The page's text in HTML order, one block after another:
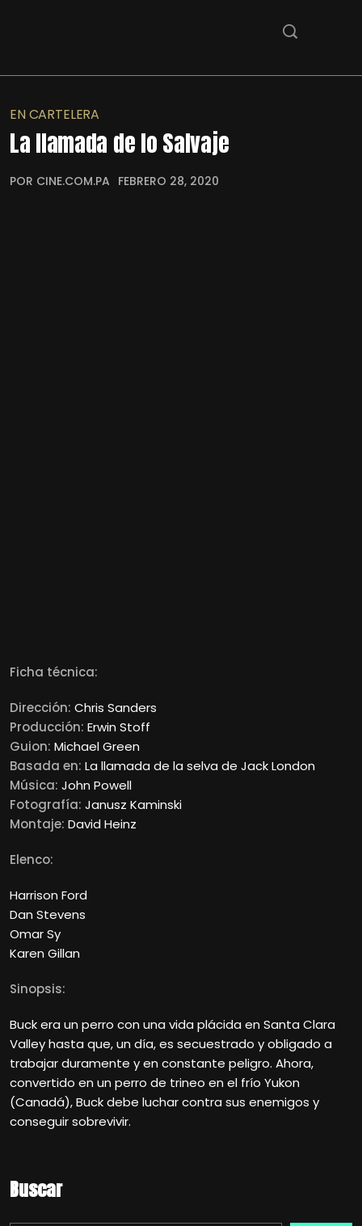
EN CARTELERA
La llamada de lo Salvaje
POR CINE.COM.PA FEBRERO 28, 2020
Ficha técnica:
Dirección: Chris Sanders
Producción: Erwin Stoff
Guion: Michael Green
Basada en: La llamada de la selva de Jack London
Música: John Powell
Fotografía: Janusz Kaminski
Montaje: David Heinz
Elenco:
Harrison Ford
Dan Stevens
Omar Sy
Karen Gillan
Sinopsis:
Buck era un perro con una vida plácida en Santa Clara
Valley hasta que, un día, es secuestrado y obligado a
trabajar duramente y en constante peligro. Ahora,
convertido en un perro de trineo en el frío Yukon
(Canadá), Buck debe luchar contra sus enemigos y
conseguir sobrevivir.
Buscar